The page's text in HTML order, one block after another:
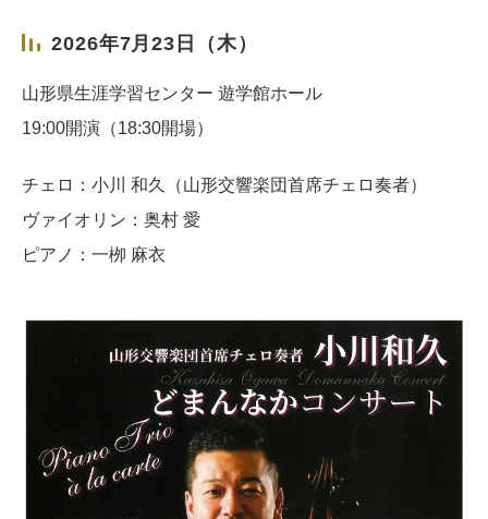
2026年7月23日（木）
山形県生涯学習センター 遊学館ホール
19:00開演（18:30開場）
チェロ：小川 和久（山形交響楽団首席チェロ奏者）
ヴァイオリン：奥村 愛
ピアノ：一栁 麻衣